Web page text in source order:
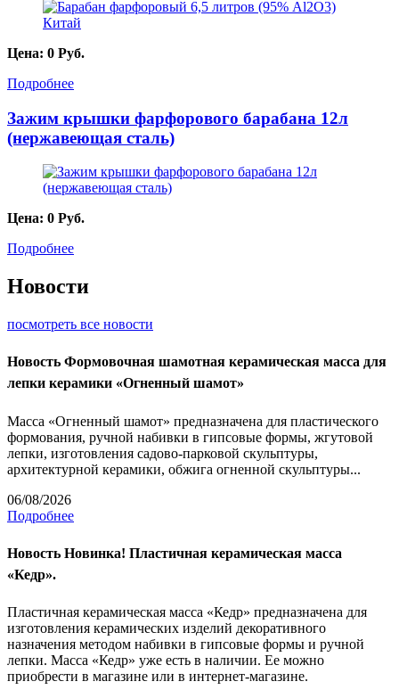
Цена: 0 Руб.
Подробнее
Зажим крышки фарфорового барабана 12л
(нержавеющая сталь)
Цена: 0 Руб.
Подробнее
Новости
посмотреть все новости
Новость Формовочная шамотная керамическая масса для
лепки керамики «Огненный шамот»
Масса «Огненный шамот» предназначена для пластического
формования, ручной набивки в гипсовые формы, жгутовой
лепки, изготовления садово-парковой скульптуры,
архитектурной керамики, обжига огненной скульптуры...
06/08/2026
Подробнее
Новость Новинка! Пластичная керамическая масса
«Кедр».
Пластичная керамическая масса «Кедр» предназначена для
изготовления керамических изделий декоративного
назначения методом набивки в гипсовые формы и ручной
лепки. Масса «Кедр» уже есть в наличии. Ее можно
приобрести в магазине или в интернет-магазине.